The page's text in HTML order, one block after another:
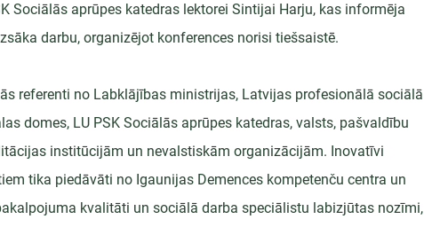
Sociālās aprūpes katedras lektorei Sintijai Harju, kas informēja
darbu, organizējot konferences norisi tiešsaistē.
referenti no Labklājības ministrijas, Latvijas profesionālā sociālā
domes, LU PSK Sociālās aprūpes katedras, valsts, pašvaldību
institūcijām un nevalstiskām organizācijām. Inovatīvi
tika piedāvāti no Igaunijas Demences kompetenču centra un
kvalitāti un sociālā darba speciālistu labizjūtas nozīmi,